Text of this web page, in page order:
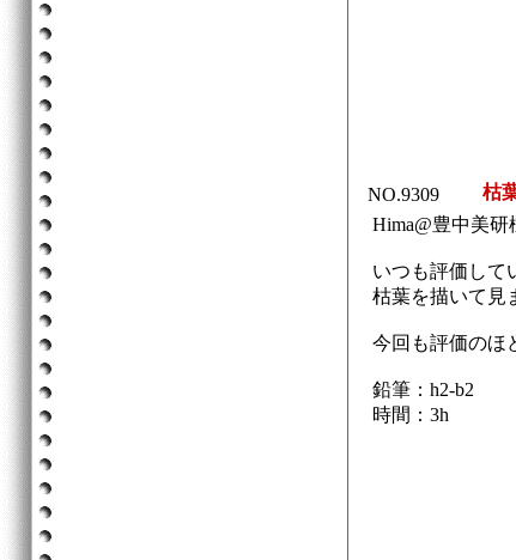
NO.9309 枯
Hima@豊中美研
いつも評価して
枯葉を描いて見
今回も評価のほ
鉛筆：h2-b2
時間：3h